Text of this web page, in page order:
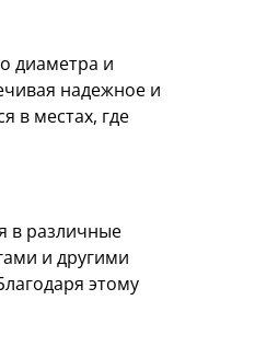
диаметра и
надежное и
в местах, где
в различные
и другими
этому